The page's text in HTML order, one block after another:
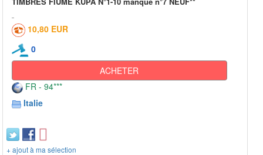
10,80 EUR
0
ACHETER
FR - 94***
Italie
+ ajout à ma sélection